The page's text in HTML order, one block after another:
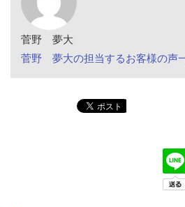
菅野 夢大
菅野 夢大の担当するお客様の声